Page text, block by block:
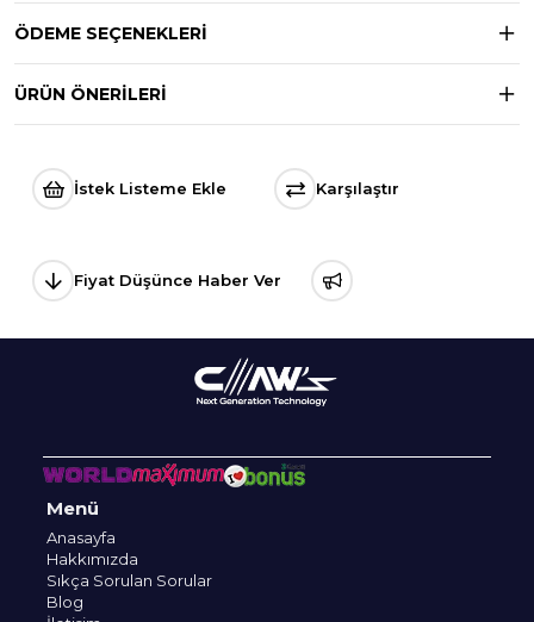
ÖDEME SEÇENEKLERI
ÜRÜN ÖNERILERI
İstek Listeme Ekle Karşılaştır
Fiyat Düşünce Haber Ver
Menü
Anasayfa
Hakkımızda
Sıkça Sorulan Sorular
Blog